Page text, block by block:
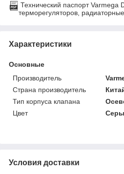
Технический паспорт Varmega
терморегуляторов,
Характеристики
Основные
Производитель
Страна производитель
Тип корпуса клапана
Цвет
Условия доставки